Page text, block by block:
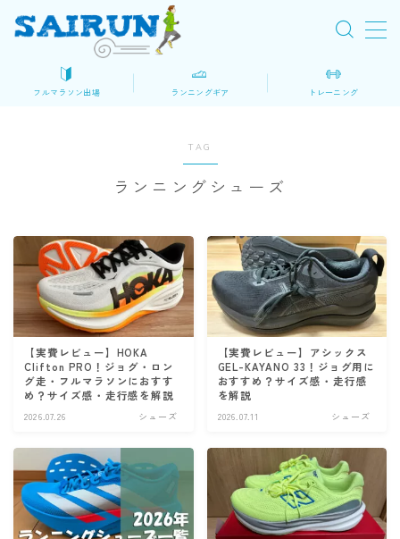
MENU
大会を探す
レース当日
ランニングギア・装備
シューズ
ウェア
アクセサリー
練習メニュー・走り方
ランニング基礎知識
フルマラソン出場 ランニングギア トレーニング
TAG
ランニングシューズ
【実費レビュー】HOKA
Clifton PRO！ジョグ・ロン
グ走・フルマラソンにおすす
め？サイズ感・走行感を解説
2026.07.26 シューズ
【実費レビュー】アシックス
GEL-KAYANO 33！ジョグ用に
おすすめ？サイズ感・走行感
を解説
2026.07.11 シューズ